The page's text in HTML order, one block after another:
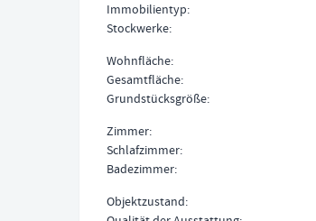
Immobilientyp
Stockwerke
Wohnfläche
Gesamtfläche
Grundstücksgröße
Zimmer
Schlafzimmer
Badezimmer
Objektzustand